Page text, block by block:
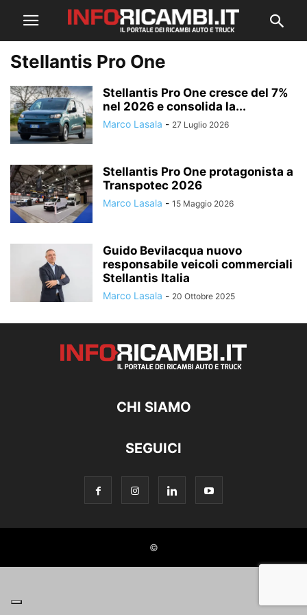
Stellantis Pro One
Stellantis Pro One cresce del 7%
nel 2026 e consolida la...
Marco Lasala - 27 Luglio 2026
Stellantis Pro One protagonista a
Transpotec 2026
Marco Lasala - 15 Maggio 2026
Guido Bevilacqua nuovo
responsabile veicoli commerciali
Stellantis Italia
Marco Lasala - 20 Ottobre 2025
CHI SIAMO
SEGUICI
©